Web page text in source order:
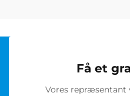
Få et
Vores repræsentant